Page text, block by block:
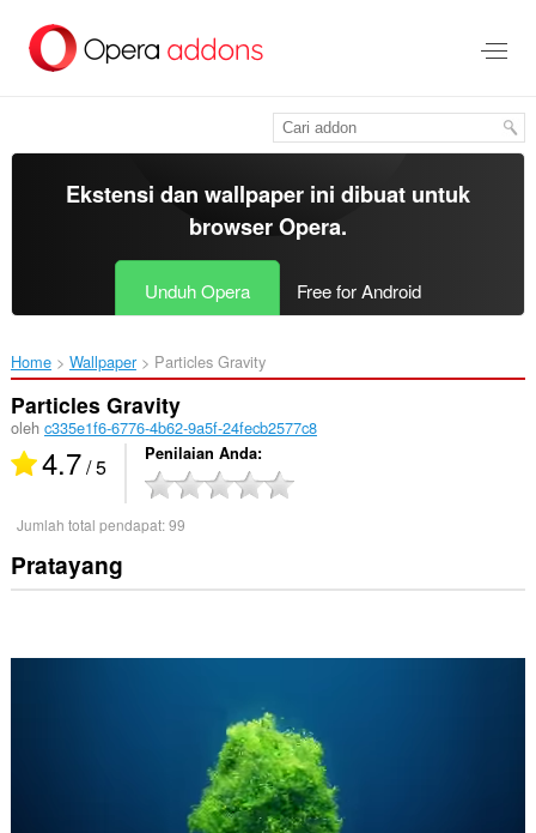
konten
Ekstensi dan wallpaper ini dibuat untuk
browser Opera.
Unduh Opera Free for Android
Home Wallpaper Particles Gravity‎
Particles Gravity
oleh c335e1f6-6776-4b62-9a5f-24fecb2577c8
4.7/ 5 Penilaian Anda
Jumlah total pendapat:99
Pratayang